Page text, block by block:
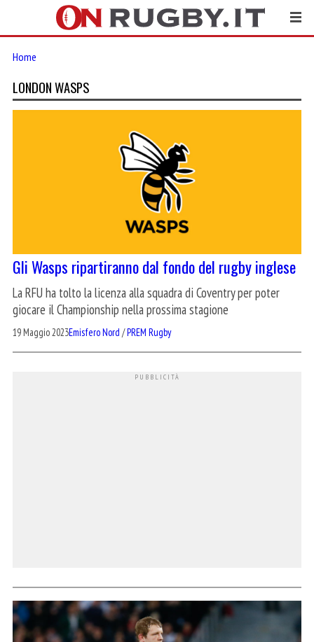
Home
LONDON WASPS
Gli Wasps ripartiranno dal fondo del rugby inglese
La RFU ha tolto la licenza alla squadra di Coventry per poter
giocare il Championship nella prossima stagione
19 Maggio 2023Emisfero Nord /PREM Rugby